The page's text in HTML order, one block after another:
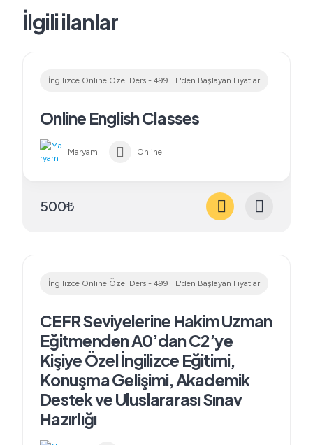
İlgili ilanlar
İngilizce Online Özel Ders - 499 TL'den Başlayan Fiyatlar
Online English Classes
Maryam Online
500₺
İngilizce Online Özel Ders - 499 TL'den Başlayan Fiyatlar
CEFR Seviyelerine Hakim Uzman
Eğitmenden A0’dan C2’ye
Kişiye Özel İngilizce Eğitimi,
Konuşma Gelişimi, Akademik
Destek ve Uluslararası Sınav
Hazırlığı